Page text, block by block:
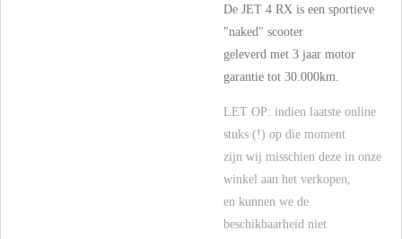
De JET 4 RX is een sportieve
"naked" scooter
geleverd met 3 jaar motor
garantie tot 30.000km.
LET OP: indien laatste online
stuks (!) op die moment
zijn wij misschien deze in onze
winkel aan het verkopen,
en kunnen we de
beschikbaarheid niet